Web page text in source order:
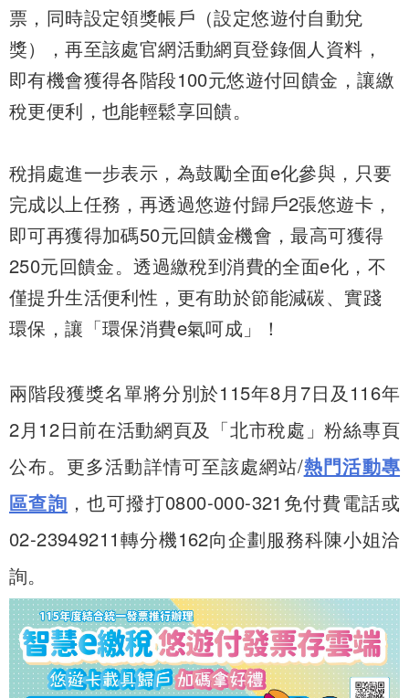
票，同時設定領獎帳戶（設定悠遊付自動兌
獎），再至該處官網活動網頁登錄個人資料，
即有機會獲得各階段100元悠遊付回饋金，讓繳
稅更便利，也能輕鬆享回饋。
稅捐處進一步表示，為鼓勵全面e化參與，只要
完成以上任務，再透過悠遊付歸戶2張悠遊卡，
即可再獲得加碼50元回饋金機會，最高可獲得
250元回饋金。透過繳稅到消費的全面e化，不
僅提升生活便利性，更有助於節能減碳、實踐
環保，讓「環保消費e氣呵成」！
兩階段獲獎名單將分別於115年8月7日及116年
2月12日前在活動網頁及「北市稅處」粉絲專頁
公布。更多活動詳情可至該處網站/熱門活動專
區查詢 ，也可撥打0800-000-321免付費電話或
02-23949211轉分機162向企劃服務科陳小姐洽
詢。